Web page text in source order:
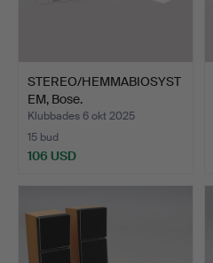
STEREO/HEMMABIOSYST
EM, Bose.
Klubbades 6 okt 2025
15 bud
106 USD